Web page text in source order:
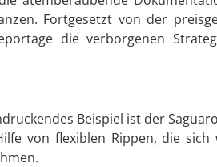
Fortgesetzt von der
die verborgenen
Beispiel ist der
von flexiblen Rippen, die sich